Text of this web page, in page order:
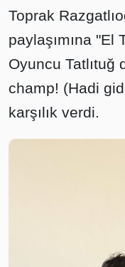
Toprak
paylaşımına "El
Oyuncu Tatlıtuğ
champ! (Hadi
karşılık verdi.